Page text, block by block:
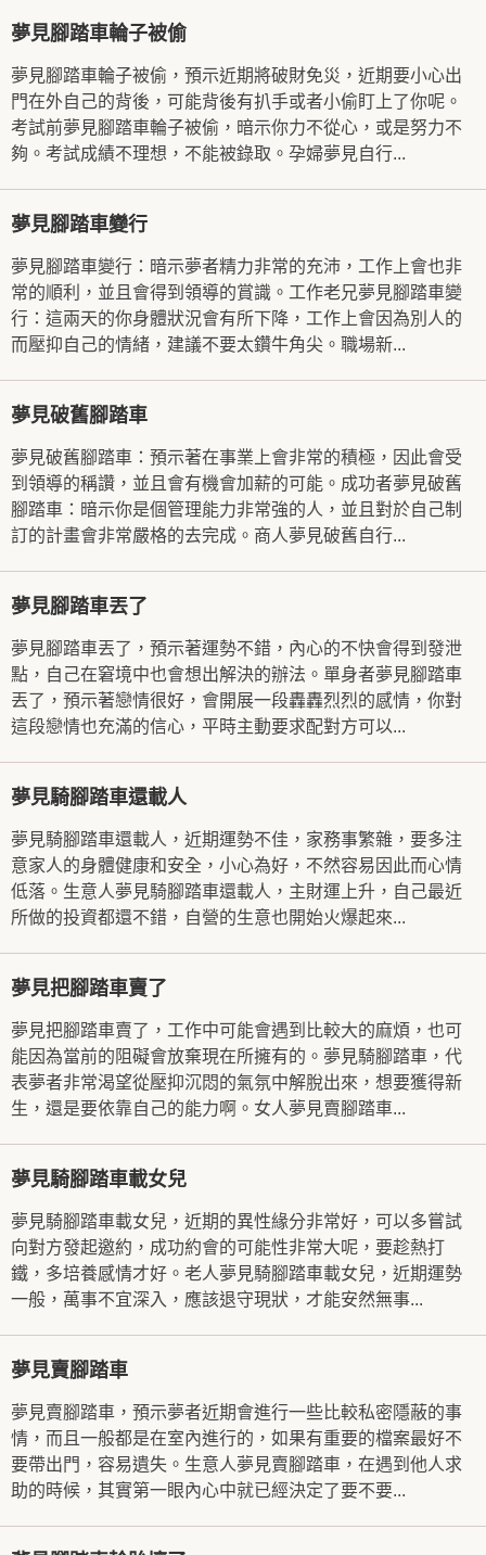
夢見腳踏車輪子被偷
夢見腳踏車輪子被偷，預示近期將破財免災，近期要小心出
門在外自己的背後，可能背後有扒手或者小偷盯上了你呢。
考試前夢見腳踏車輪子被偷，暗示你力不從心，或是努力不
夠。考試成績不理想，不能被錄取。孕婦夢見自行...
夢見腳踏車變行
夢見腳踏車變行：暗示夢者精力非常的充沛，工作上會也非
常的順利，並且會得到領導的賞識。工作老兄夢見腳踏車變
行：這兩天的你身體狀況會有所下降，工作上會因為別人的
而壓抑自己的情緒，建議不要太鑽牛角尖。職場新...
夢見破舊腳踏車
夢見破舊腳踏車：預示著在事業上會非常的積極，因此會受
到領導的稱讚，並且會有機會加薪的可能。成功者夢見破舊
腳踏車：暗示你是個管理能力非常強的人，並且對於自己制
訂的計畫會非常嚴格的去完成。商人夢見破舊自行...
夢見腳踏車丟了
夢見腳踏車丟了，預示著運勢不錯，內心的不快會得到發泄
點，自己在窘境中也會想出解決的辦法。單身者夢見腳踏車
丟了，預示著戀情很好，會開展一段轟轟烈烈的感情，你對
這段戀情也充滿的信心，平時主動要求配對方可以...
夢見騎腳踏車還載人
夢見騎腳踏車還載人，近期運勢不佳，家務事繁雜，要多注
意家人的身體健康和安全，小心為好，不然容易因此而心情
低落。生意人夢見騎腳踏車還載人，主財運上升，自己最近
所做的投資都還不錯，自營的生意也開始火爆起來...
夢見把腳踏車賣了
夢見把腳踏車賣了，工作中可能會遇到比較大的麻煩，也可
能因為當前的阻礙會放棄現在所擁有的。夢見騎腳踏車，代
表夢者非常渴望從壓抑沉悶的氣氛中解脫出來，想要獲得新
生，還是要依靠自己的能力啊。女人夢見賣腳踏車...
夢見騎腳踏車載女兒
夢見騎腳踏車載女兒，近期的異性緣分非常好，可以多嘗試
向對方發起邀約，成功約會的可能性非常大呢，要趁熱打
鐵，多培養感情才好。老人夢見騎腳踏車載女兒，近期運勢
一般，萬事不宜深入，應該退守現狀，才能安然無事...
夢見賣腳踏車
夢見賣腳踏車，預示夢者近期會進行一些比較私密隱蔽的事
情，而且一般都是在室內進行的，如果有重要的檔案最好不
要帶出門，容易遺失。生意人夢見賣腳踏車，在遇到他人求
助的時候，其實第一眼內心中就已經決定了要不要...